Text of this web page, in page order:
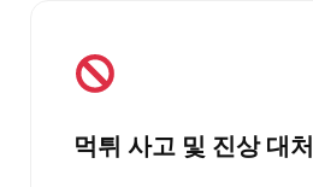
먹튀 사고 및 진상 대처